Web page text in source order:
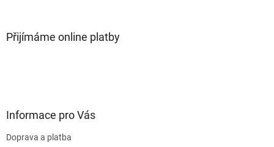
Přijímáme online platby
Informace pro Vás
Doprava a platba